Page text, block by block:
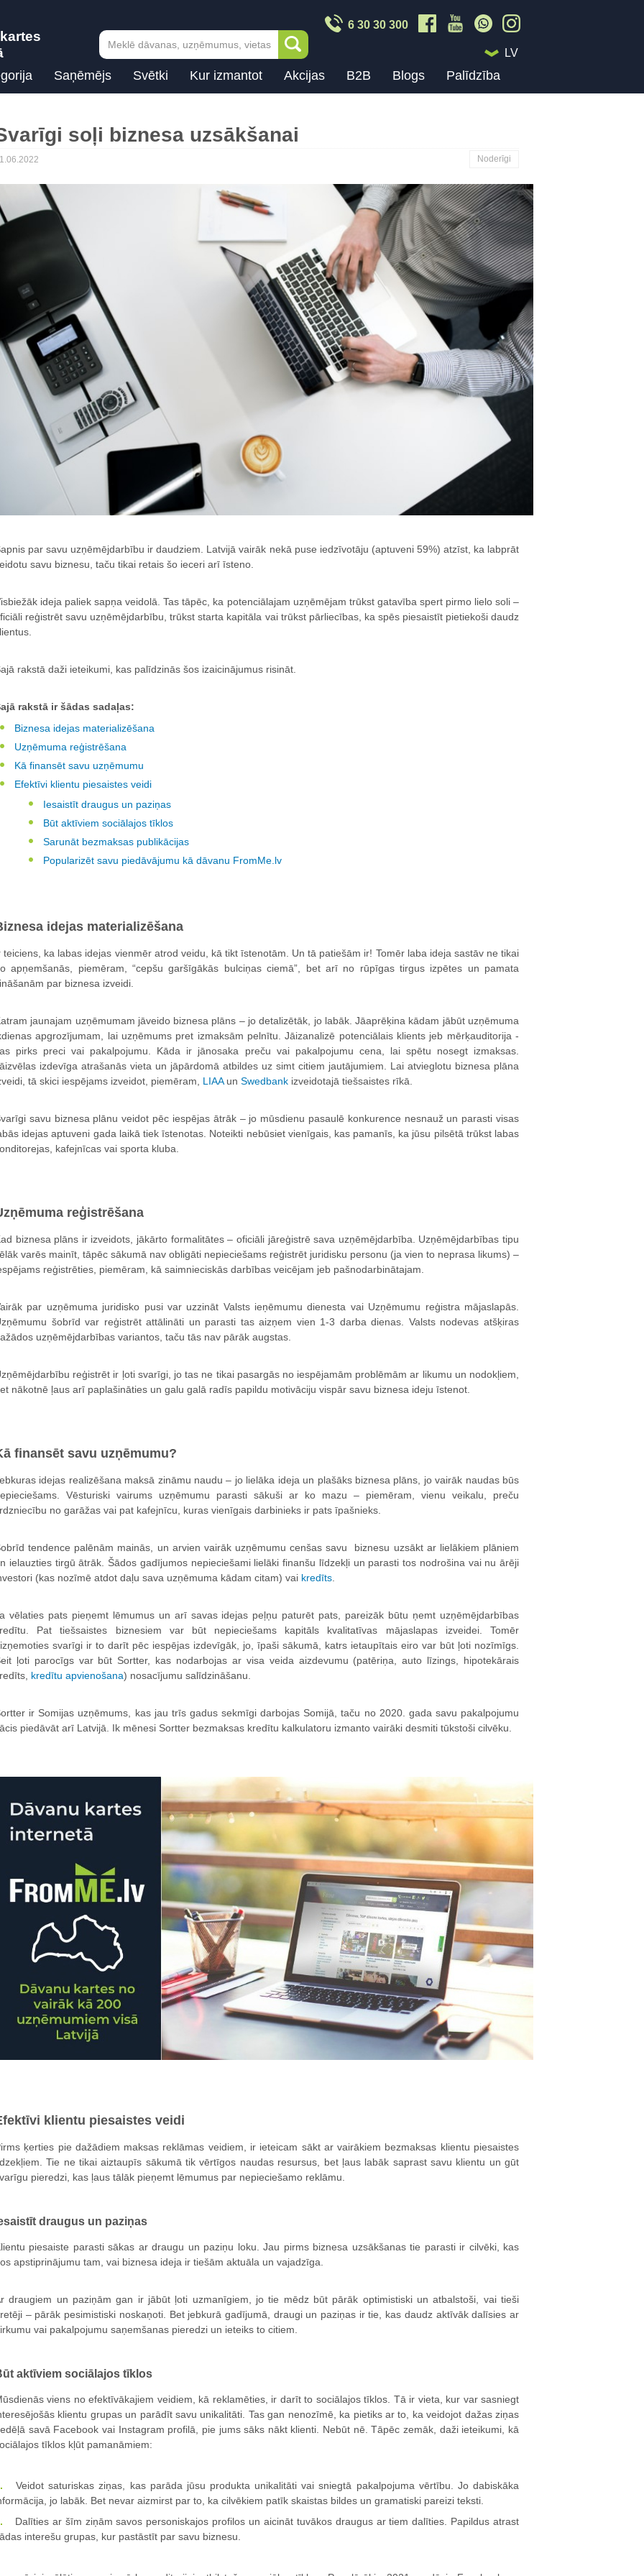
6 30 30 300
LV
Saņēmējs Svētki Kur izmantot Akcijas B2B Blogs Palīdzība
soļi biznesa uzsākšanai
Noderīgi
par savu uzņēmējdarbību ir daudziem. Latvijā vairāk nekā puse iedzīvotāju (aptuveni 59%) atzīst, ka labprāt
savu biznesu, taču tikai retais šo ieceri arī īsteno.
ideja paliek sapņa veidolā. Tas tāpēc, ka potenciālajam uzņēmējam trūkst gatavība spert pirmo lielo soli –
reģistrēt savu uzņēmējdarbību, trūkst starta kapitāla vai trūkst pārliecības, ka spēs piesaistīt pietiekoši daudz
rakstā daži ieteikumi, kas palīdzinās šos izaicinājumus risināt.
rakstā ir šādas sadaļas:
Biznesa idejas materializēšana
Uzņēmuma reģistrēšana
Kā finansēt savu uzņēmumu
Efektīvi klientu piesaistes veidi
Iesaistīt draugus un paziņas
Būt aktīviem sociālajos tīklos
Sarunāt bezmaksas publikācijas
Popularizēt savu piedāvājumu kā dāvanu FromMe.lv
idejas materializēšana
teiciens, ka labas idejas vienmēr atrod veidu, kā tikt īstenotām. Un tā patiešām ir! Tomēr laba ideja sastāv ne tikai
apņemšanās, piemēram, “cepšu garšīgākās bulciņas ciemā”, bet arī no rūpīgas tirgus izpētes un pamata
par biznesa izveidi.
jaunajam uzņēmumam jāveido biznesa plāns – jo detalizētāk, jo labāk. Jāaprēķina kādam jābūt uzņēmuma
apgrozījumam, lai uzņēmums pret izmaksām pelnītu. Jāizanalizē potenciālais klients jeb mērķauditorija -
pirks preci vai pakalpojumu. Kāda ir jānosaka preču vai pakalpojumu cena, lai spētu nosegt izmaksas.
izdevīga atrašanās vieta un jāpārdomā atbildes uz simt citiem jautājumiem. Lai atvieglotu biznesa plāna
tā skici iespējams izveidot, piemēram, LIAAun Swedbank izveidotajā tiešsaistes rīkā.
savu biznesa plānu veidot pēc iespējas ātrāk – jo mūsdienu pasaulē konkurence nesnauž un parasti visas
idejas aptuveni gada laikā tiek īstenotas. Noteikti nebūsiet vienīgais, kas pamanīs, ka jūsu pilsētā trūkst labas
kafejnīcas vai sporta kluba.
reģistrēšana
biznesa plāns ir izveidots, jākārto formalitātes – oficiāli jāreģistrē sava uzņēmējdarbība. Uzņēmējdarbības tipu
varēs mainīt, tāpēc sākumā nav obligāti nepieciešams reģistrēt juridisku personu (ja vien to neprasa likums) –
reģistrēties, piemēram, kā saimnieciskās darbības veicējam jeb pašnodarbinātajam.
par uzņēmuma juridisko pusi var uzzināt Valsts ieņēmumu dienesta vai Uzņēmumu reģistra mājaslapās.
šobrīd var reģistrēt attālināti un parasti tas aizņem vien 1-3 darba dienas. Valsts nodevas atšķiras
uzņēmējdarbības variantos, taču tās nav pārāk augstas.
reģistrēt ir ļoti svarīgi, jo tas ne tikai pasargās no iespējamām problēmām ar likumu un nodokļiem,
nākotnē ļaus arī paplašināties un galu galā radīs papildu motivāciju vispār savu biznesa ideju īstenot.
finansēt savu uzņēmumu?
idejas realizēšana maksā zināmu naudu – jo lielāka ideja un plašāks biznesa plāns, jo vairāk naudas būs
Vēsturiski vairums uzņēmumu parasti sākuši ar ko mazu – piemēram, vienu veikalu, preču
no garāžas vai pat kafejnīcu, kuras vienīgais darbinieks ir pats īpašnieks.
tendence palēnām mainās, un arvien vairāk uzņēmumu cenšas savu biznesu uzsākt ar lielākiem plāniem
ielauzties tirgū ātrāk. Šādos gadījumos nepieciešami lielāki finanšu līdzekļi un parasti tos nodrošina vai nu ārēji
(kas nozīmē atdot daļu sava uzņēmuma kādam citam) vai kredīts.
vēlaties pats pieņemt lēmumus un arī savas idejas peļņu paturēt pats, pareizāk būtu ņemt uzņēmējdarbības
Pat tiešsaistes biznesiem var būt nepieciešams kapitāls kvalitatīvas mājaslapas izveidei. Tomēr
svarīgi ir to darīt pēc iespējas izdevīgāk, jo, īpaši sākumā, katrs ietaupītais eiro var būt ļoti nozīmīgs.
ļoti parocīgs var būt Sortter, kas nodarbojas ar visa veida aizdevumu (patēriņa, auto līzings, hipotekārais
kredītu apvienošana) nosacījumu salīdzināšanu.
ir Somijas uzņēmums, kas jau trīs gadus sekmīgi darbojas Somijā, taču no 2020. gada savu pakalpojumu
piedāvāt arī Latvijā. Ik mēnesi Sortter bezmaksas kredītu kalkulatoru izmanto vairāki desmiti tūkstoši cilvēku.
klientu piesaistes veidi
ķerties pie dažādiem maksas reklāmas veidiem, ir ieteicam sākt ar vairākiem bezmaksas klientu piesaistes
Tie ne tikai aiztaupīs sākumā tik vērtīgos naudas resursus, bet ļaus labāk saprast savu klientu un gūt
pieredzi, kas ļaus tālāk pieņemt lēmumus par nepieciešamo reklāmu.
draugus un paziņas
piesaiste parasti sākas ar draugu un paziņu loku. Jau pirms biznesa uzsākšanas tie parasti ir cilvēki, kas
apstiprinājumu tam, vai biznesa ideja ir tiešām aktuāla un vajadzīga.
draugiem un paziņām gan ir jābūt ļoti uzmanīgiem, jo tie mēdz būt pārāk optimistiski un atbalstoši, vai tieši
– pārāk pesimistiski noskaņoti. Bet jebkurā gadījumā, draugi un paziņas ir tie, kas daudz aktīvāk dalīsies ar
vai pakalpojumu saņemšanas pieredzi un ieteiks to citiem.
aktīviem sociālajos tīklos
viens no efektīvākajiem veidiem, kā reklamēties, ir darīt to sociālajos tīklos. Tā ir vieta, kur var sasniegt
klientu grupas un parādīt savu unikalitāti. Tas gan nenozīmē, ka pietiks ar to, ka veidojot dažas ziņas
savā Facebook vai Instagram profilā, pie jums sāks nākt klienti. Nebūt nē. Tāpēc zemāk, daži ieteikumi, kā
tīklos kļūt pamanāmiem:
Veidot saturiskas ziņas, kas parāda jūsu produkta unikalitāti vai sniegtā pakalpojuma vērtību. Jo dabiskāka
jo labāk. Bet nevar aizmirst par to, ka cilvēkiem patīk skaistas bildes un gramatiski pareizi teksti.
Dalīties ar šīm ziņām savos personiskajos profilos un aicināt tuvākos draugus ar tiem dalīties. Papildus atrast
interešu grupas, kur pastāstīt par savu biznesu.